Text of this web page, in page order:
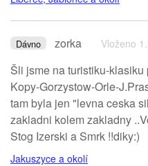
Dávno zorka Vloženo
Šli jsme na turistiku-
Kopy-Gorzystow-Orle-
tam byla jen "levna ceska
zakladni kolem zakladny
Stog Izerski a Smrk !!diky:)
Jakuszyce a okolí